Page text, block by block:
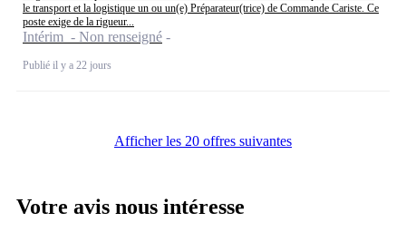
le transport et la logistique un ou un(e) Préparateur(trice) de Commande Cariste. Ce
poste exige de la rigueur...
Intérim - Non renseigné
Publié il y a 22 jours
Afficher les 20 offres suivantes
Votre avis nous intéresse